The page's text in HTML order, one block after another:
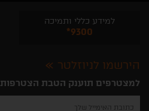
למידע כללי ותמיכה
*9300
הירשמו לניוזלטר
למצטרפים תוענק הטבת הצטרפות
להזין